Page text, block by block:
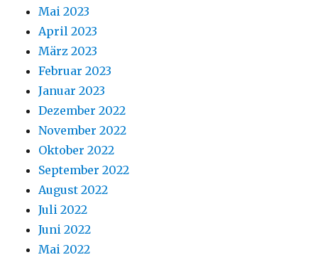
Mai 2023
April 2023
März 2023
Februar 2023
Januar 2023
Dezember 2022
November 2022
Oktober 2022
September 2022
August 2022
Juli 2022
Juni 2022
Mai 2022